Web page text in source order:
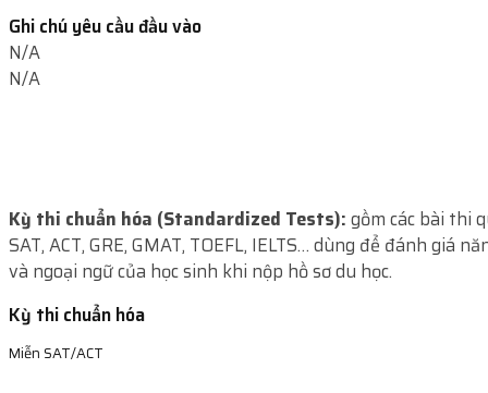
Kỳ thi chuẩn hóa (Standardized Tests): gồm các bài thi
SAT, ACT, GRE, GMAT, TOEFL, IELTS… dùng để đánh giá
và ngoại ngữ của học sinh khi nộp hồ sơ du học.
Kỳ thi chuẩn hóa
Miễn SAT/ACT
Ghi chú yêu cầu đầu vào
N/A
N/A